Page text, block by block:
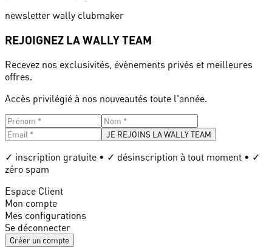
newsletter wally clubmaker
REJOIGNEZ LA WALLY TEAM
Recevez nos exclusivités, évènements privés et meilleures
offres.
Accès privilégié à nos nouveautés toute l'année.
JE REJOINS LA WALLY TEAM
✓ inscription gratuite • ✓ désinscription à tout moment • ✓
zéro spam
Espace Client
Mon compte
Mes configurations
Se déconnecter
Créer un compte